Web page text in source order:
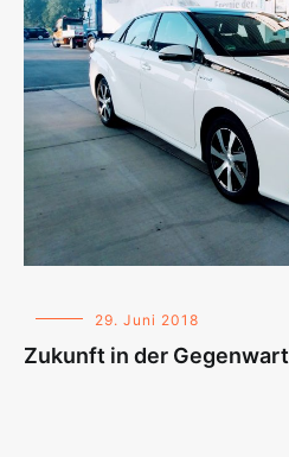
29. Juni 2018
Zukunft in der Gegenwart